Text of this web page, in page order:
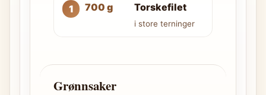
700 g Torskefilet
i store terninger
Grønnsaker